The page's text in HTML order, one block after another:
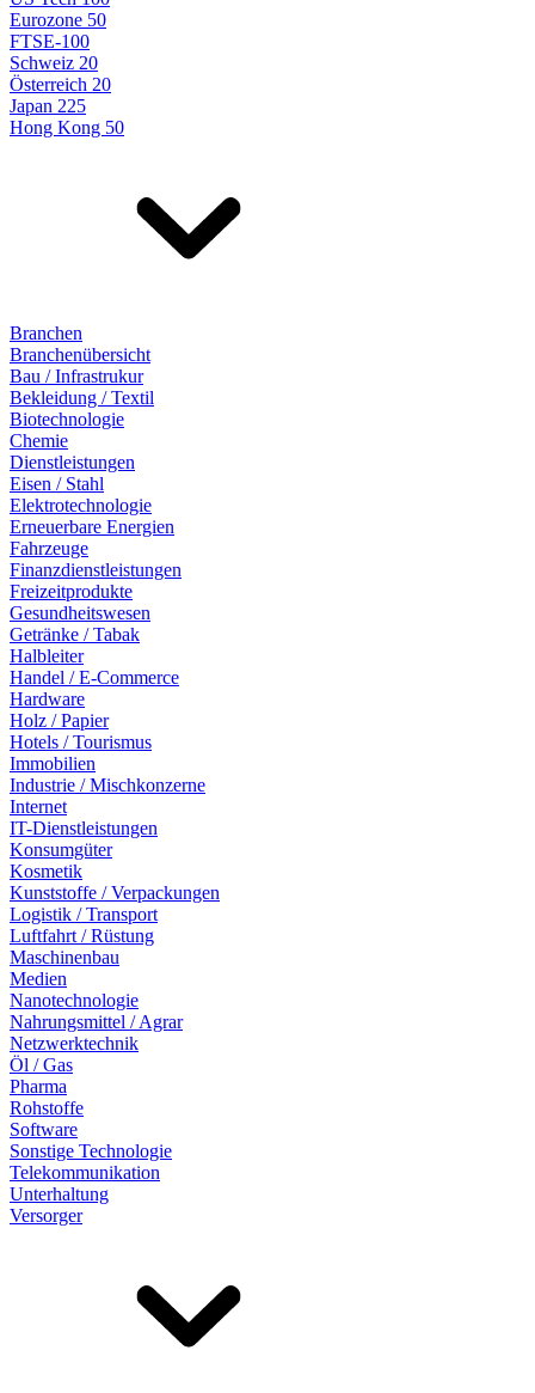
Eurozone 50
FTSE-100
Schweiz 20
Österreich 20
Japan 225
Hong Kong 50
Branchen
Branchenübersicht
Bau / Infrastrukur
Bekleidung / Textil
Biotechnologie
Chemie
Dienstleistungen
Eisen / Stahl
Elektrotechnologie
Erneuerbare Energien
Fahrzeuge
Finanzdienstleistungen
Freizeitprodukte
Gesundheitswesen
Getränke / Tabak
Halbleiter
Handel / E-Commerce
Hardware
Holz / Papier
Hotels / Tourismus
Immobilien
Industrie / Mischkonzerne
Internet
IT-Dienstleistungen
Konsumgüter
Kosmetik
Kunststoffe / Verpackungen
Logistik / Transport
Luftfahrt / Rüstung
Maschinenbau
Medien
Nanotechnologie
Nahrungsmittel / Agrar
Netzwerktechnik
Öl / Gas
Pharma
Rohstoffe
Software
Sonstige Technologie
Telekommunikation
Unterhaltung
Versorger